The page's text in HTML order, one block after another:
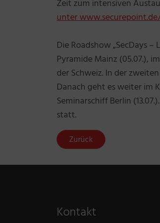
Zeit zum intensiven
unter
Die Roadshow „SecDays
Pyramide Mainz (05.07.),
der Schweiz. In der
Danach geht es weiter im
Seminarschiff Berlin
statt.
Zurück
Kontakt